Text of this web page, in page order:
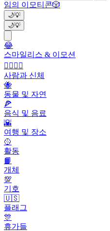
임의 이모티콘🎲
🌙💡
🌙💡
😂
스마일리스 & 이모션
👩‍❤️‍💋‍👨
사람과 신체
🐝
동물 및 자연
🍕
음식 및 음료
🌇
여행 및 장소
🥎
활동
📙
개체
💯
기호
🇺🇸
플래그
🎊
휴가들